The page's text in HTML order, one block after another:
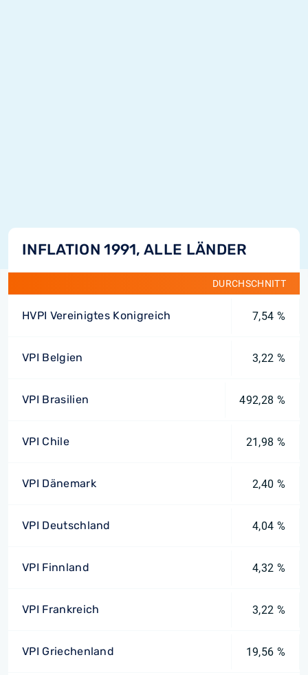
INFLATION 1991, ALLE LÄNDER
DURCHSCHNITT
HVPI Vereinigtes Konigreich 7,54 %
VPI Belgien 3,22 %
VPI Brasilien 492,28 %
VPI Chile 21,98 %
VPI Dänemark 2,40 %
VPI Deutschland 4,04 %
VPI Finnland 4,32 %
VPI Frankreich 3,22 %
VPI Griechenland 19,56 %